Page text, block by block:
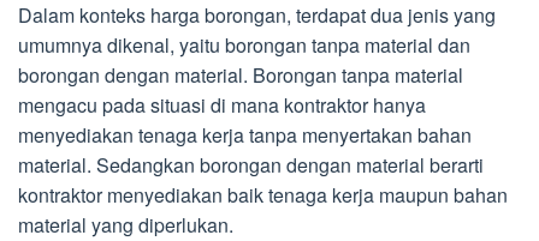
Dalam konteks harga borongan, terdapat dua jenis yang
umumnya dikenal, yaitu borongan tanpa material dan
borongan dengan material. Borongan tanpa material
mengacu pada situasi di mana kontraktor hanya
menyediakan tenaga kerja tanpa menyertakan bahan
material. Sedangkan borongan dengan material berarti
kontraktor menyediakan baik tenaga kerja maupun bahan
material yang diperlukan.